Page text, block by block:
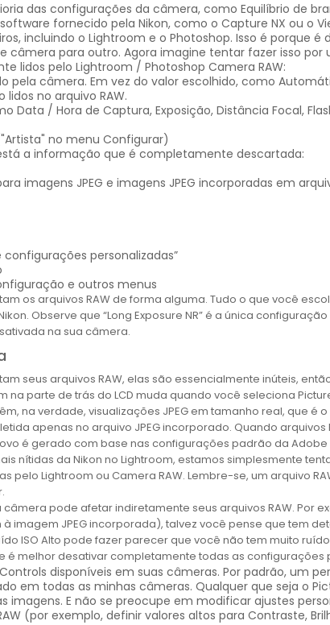
das configurações da câmera, como Equilíbrio de
fornecido pela Nikon, como o Capture NX ou o
incluindo o Lightroom e o Photoshop. Isso é porque
câmera para outro. Agora imagine tentar fazer isso
lidos pelo Lightroom / Photoshop Camera RAW:
pela câmera. Em vez do valor escolhido, como
no arquivo RAW.
Data / Hora de Captura, Exposição, Distância Focal,
no menu Configurar)
a informação que é completamente descartada:
imagens JPEG e imagens JPEG incorporadas em
personalizadas”
e outros menus
os arquivos RAW de forma alguma. Tudo o que você
Observe que “Long Exposure NR” é a única
na sua câmera.
seus arquivos RAW, elas são essencialmente inúteis,
na parte de trás do LCD muda quando você seleciona
na verdade, visualizações JPEG em tamanho real, que
apenas no arquivo JPEG incorporado. Quando
é gerado com base nas configurações padrão da
nítidas da Nikon no Lightroom, estamos simplesmente
pelo Lightroom ou Camera RAW. Lembre-se, um arquivo
pode afetar indiretamente seus arquivos RAW. Por
imagem JPEG incorporada), talvez você pense que tem
ISO Alto pode fazer parecer que você não tem muito
é melhor desativar completamente todas as configurações
disponíveis em suas câmeras. Por padrão, um
em todas as minhas câmeras. Qualquer que seja o
imagens. E não se preocupe em modificar ajustes
(por exemplo, definir valores altos para Contraste,